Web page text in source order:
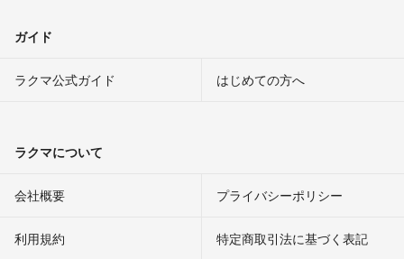
ガイド
ラクマ公式ガイド はじめての方へ
ラクマについて
会社概要 プライバシーポリシー
利用規約 特定商取引法に基づく表記